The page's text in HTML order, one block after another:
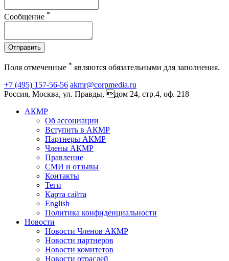
Сообщение *
Отправить
Поля отмеченные * являются обязательными для заполнения.
+7 (495) 157-56-56 akmr@corpmedia.ru
Россия, Москва, ул. Правды, дом 24, стр.4, оф. 218
АКМР
Об ассоциации
Вступить в АКМР
Партнеры АКМР
Члены АКМР
Правление
СМИ и отзывы
Контакты
Теги
Карта сайта
English
Политика конфиденциальности
Новости
Новости Членов АКМР
Новости партнеров
Новости комитетов
Новости отраслей